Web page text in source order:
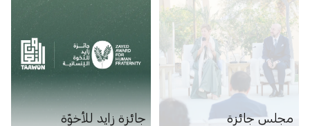
مجلس جائزة
جائزة زايد للأخوّة